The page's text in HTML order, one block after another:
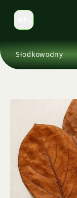
Zmień język
Słodkowodny